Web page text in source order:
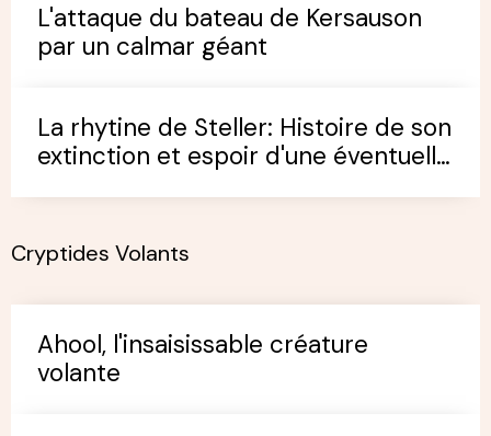
L'attaque du bateau de Kersauson
par un calmar géant
La rhytine de Steller: Histoire de son
extinction et espoir d'une éventuelle
Cryptides Volants
Ahool, l'insaisissable créature
volante